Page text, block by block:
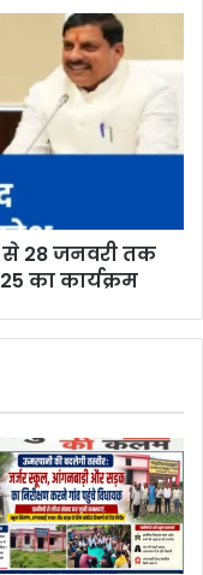
से 28 जनवरी तक
का कार्यक्रम